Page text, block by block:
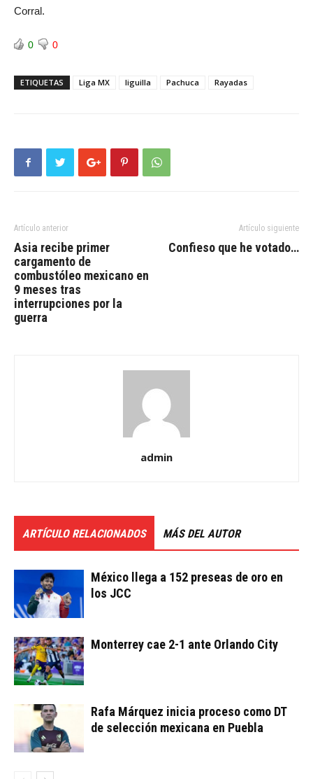
Corral.
0 0
ETIQUETAS Liga MX liguilla Pachuca Rayadas
Artículo anterior
Asia recibe primer
cargamento de
combustóleo mexicano en
9 meses tras
interrupciones por la
guerra
Artículo siguiente
Confieso que he votado…
admin
ARTÍCULO RELACIONADOS MÁS DEL AUTOR
México llega a 152 preseas de oro en
los JCC
Monterrey cae 2-1 ante Orlando City
Rafa Márquez inicia proceso como DT
de selección mexicana en Puebla